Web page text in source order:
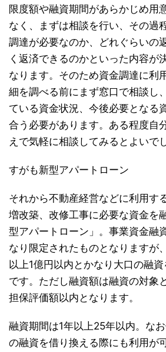
限度額や融資期間があらかじめ用
なく、まずは相談を行い、その過
調達が必要なのか、どれぐらいの
く返済できるのかといった内容が
なります。そのため資金調達に利
細を調べる前にまず窓口で相談し
ている資金状況、今後必要となる
合う必要があります。ある程度自
えで気軽に相談してみるとよいで
すがも新型アパートローン
それから不動産経営などに利用す
増改築、改修工事に必要な資金を
型アパートローン」。事業資金融
なり限定されたものとなりますが
以上1億円以内とかなり大口の融
です。ただし融資額は融資の対象
担保評価額以内となります。
融資期間は1年以上25年以内。な
の融資を借り換える際にも利用が